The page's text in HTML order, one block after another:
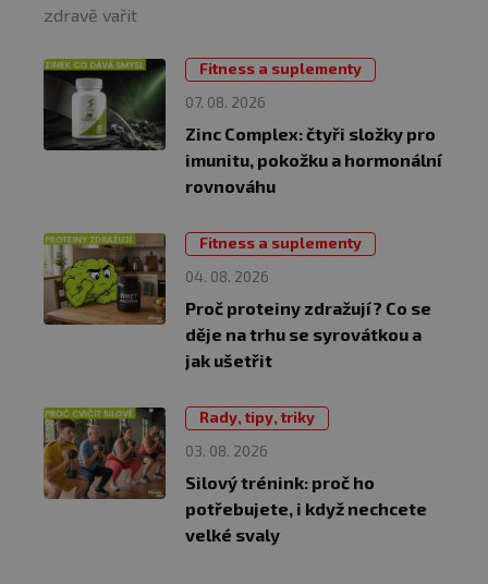
zdravě vařit
07. 08. 2026
Fitness a suplementy
Zinc Complex: čtyři složky pro
imunitu, pokožku a hormonální
rovnováhu
04. 08. 2026
Fitness a suplementy
Proč proteiny zdražují? Co se
děje na trhu se syrovátkou a
jak ušetřit
03. 08. 2026
Rady, tipy, triky
Silový trénink: proč ho
potřebujete, i když nechcete
velké svaly